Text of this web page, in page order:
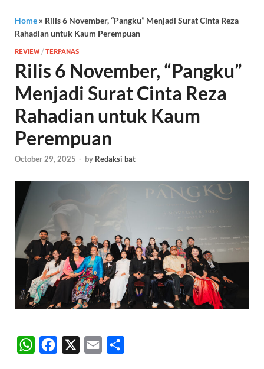
Home » Rilis 6 November, “Pangku” Menjadi Surat Cinta Reza
Rahadian untuk Kaum Perempuan
REVIEW / TERPANAS
Rilis 6 November, “Pangku”
Menjadi Surat Cinta Reza
Rahadian untuk Kaum
Perempuan
October 29, 2025 - by Redaksi bat
W